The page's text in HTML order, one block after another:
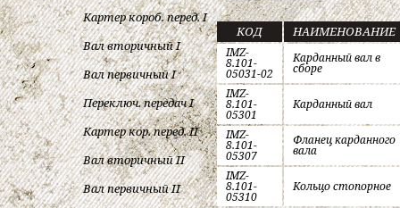
Картер короб. перед. I
Вал вторичный I
Вал первичный I
Переключ. передач I
Картер кор. перед. II
Вал вторичный II
Вал первичный II
КОД НАИМЕНОВАНИЕ
IMZ-
8.101-
05031-02
Карданный вал в
сборе
IMZ-
8.101-
05301
Карданный вал
IMZ-
8.101-
05307
Фланец карданного
вала
IMZ-
8.101-
05310
Кольцо стопорное